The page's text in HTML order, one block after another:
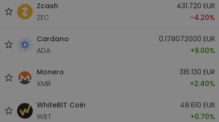
Zcash
ZEC
431.720 EUR
-4.20%
Cardano
ADA
0.178072000 EUR
+9.00%
Monero
XMR
316.130 EUR
+2.40%
WhiteBIT Coin
WBT
48.610 EUR
+0.70%